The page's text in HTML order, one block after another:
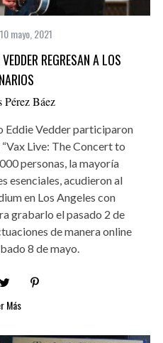
10 mayo, 2021
REGRESAN A LOS
Pérez Báez
Eddie Vedder participaron
Live: The Concert to
personas, la mayoría
esenciales, acudieron al
en Los Angeles con
grabarlo el pasado 2 de
de manera online
8 de mayo.
Más